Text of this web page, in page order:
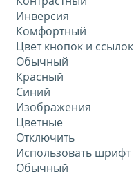
Инверсия
Комфортный
Цвет кнопок и ссылок
Обычный
Красный
Синий
Изображения
Цветные
Отключить
Использовать шрифт
Обычный